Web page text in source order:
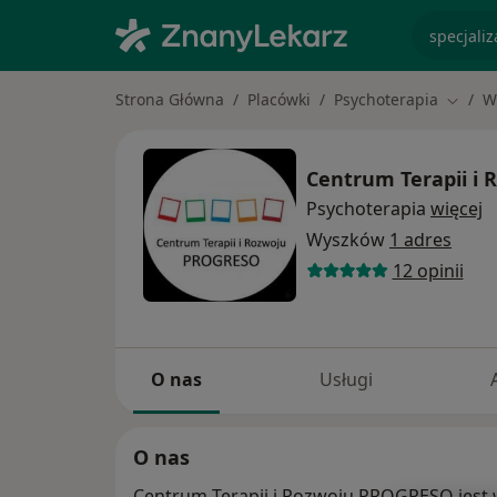
Strona Główna Placówki Psychoterapia
Centrum Terapii i
Psychoterapia więcej
Wyszków 1 adres
12 opinii
O nas Usługi
O nas